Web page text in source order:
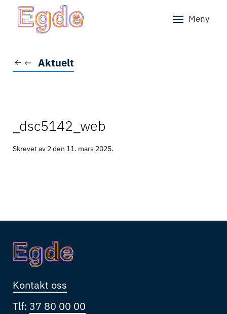
Skip to main content Meny
Aktuelt
_dsc5142_web
Skrevet av 2 den 11. mars 2025.
Kontakt oss
Tlf: 37 80 00 00